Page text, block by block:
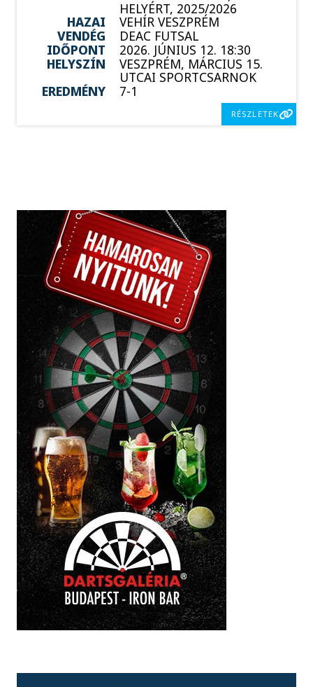
HELYÉRT, 2025/2026
HAZAI
VEHÍR VESZPRÉM
VENDÉG
DEAC FUTSAL
IDŐPONT
2026. JÚNIUS 12. 18:30
HELYSZÍN
VESZPRÉM, MÁRCIUS 15.
UTCAI SPORTCSARNOK
EREDMÉNY
7-1
RÉSZLETEK